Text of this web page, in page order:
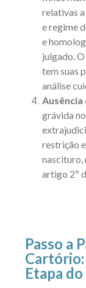
relativas
e regime
e
julgado.
tem suas
análise
Ausência
grávida
restrição
nascituro,
artigo 2º
Passo a
Cartório:
Etapa